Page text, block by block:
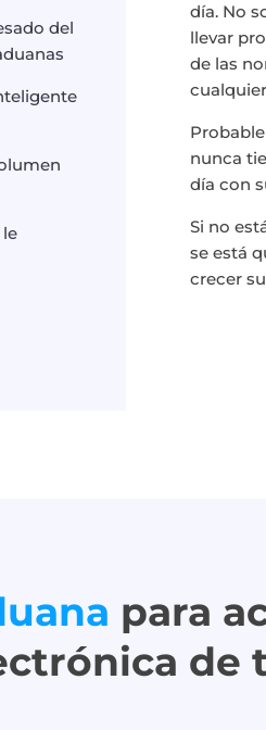
del
día. No
llevar
de las
nunca
día con
Si no
se está
crecer
para
de